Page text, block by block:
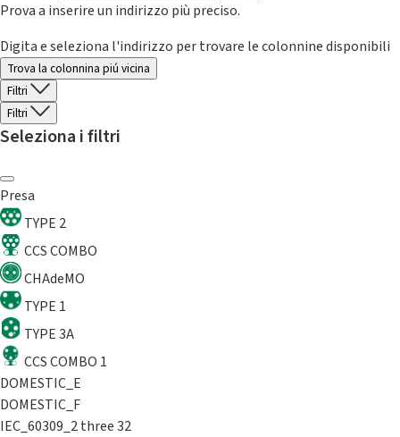
Prova a inserire un indirizzo più preciso.
Digita e seleziona l'indirizzo per trovare le colonnine disponibili
Trova la colonnina piú vicina
Filtri
Filtri
Seleziona i filtri
Presa
TYPE 2
CCS COMBO
CHAdeMO
TYPE 1
TYPE 3A
CCS COMBO 1
DOMESTIC_E
DOMESTIC_F
IEC_60309_2 three 32